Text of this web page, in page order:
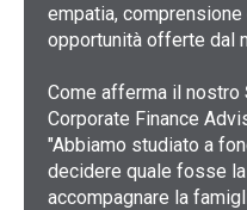
empatia,
opportunità offerte dal
Come afferma il nostro
Corporate Finance
"Abbiamo studiato a
decidere quale fosse
accompagnare la